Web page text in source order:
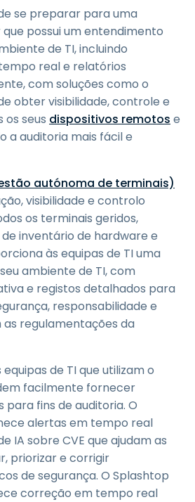
se preparar para uma
possui um entendimento
de TI, incluindo
real e relatórios
com soluções como o
obter visibilidade, controle e
seus dispositivos remotos e
a auditoria mais fácil e
autónoma de terminais)
visibilidade e controlo
os terminais geridos,
inventário de hardware e
às equipas de TI uma
ambiente de TI, com
e registos detalhados para
responsabilidade e
regulamentações da
de TI que utilizam o
facilmente fornecer
para fins de auditoria. O
alertas em tempo real
IA sobre CVE que ajudam as
priorizar e corrigir
de segurança. O Splashtop
correção em tempo real